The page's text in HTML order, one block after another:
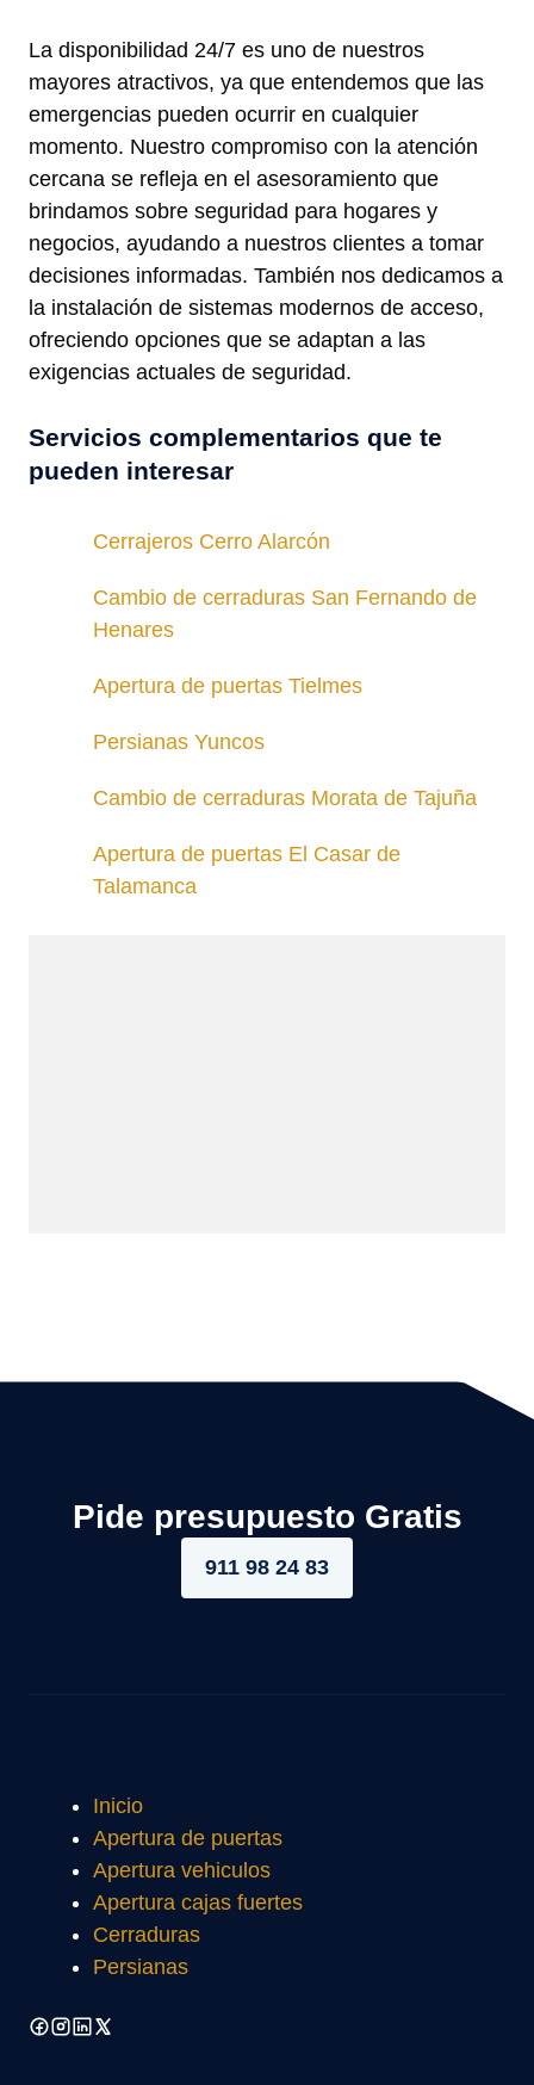
La disponibilidad 24/7 es uno de nuestros
mayores atractivos, ya que entendemos que las
emergencias pueden ocurrir en cualquier
momento. Nuestro compromiso con la atención
cercana se refleja en el asesoramiento que
brindamos sobre seguridad para hogares y
negocios, ayudando a nuestros clientes a tomar
decisiones informadas. También nos dedicamos a
la instalación de sistemas modernos de acceso,
ofreciendo opciones que se adaptan a las
exigencias actuales de seguridad.
Servicios complementarios que te
pueden interesar
Cerrajeros Cerro Alarcón
Cambio de cerraduras San Fernando de
Henares
Apertura de puertas Tielmes
Persianas Yuncos
Cambio de cerraduras Morata de Tajuña
Apertura de puertas El Casar de
Talamanca
Pide presupuesto Gratis
911 98 24 83
Inicio
Apertura de puertas
Apertura vehiculos
Apertura cajas fuertes
Cerraduras
Persianas